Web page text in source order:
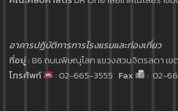
อาคารปฏิบัติการการโรงแรมและท่องเที่ยว
ที่อยู่: 86 ถนนพิษณุโลก แขวงสวนจิตรลดา เ
โทรศัพท์
: 02-665-3555 Fax : 02-